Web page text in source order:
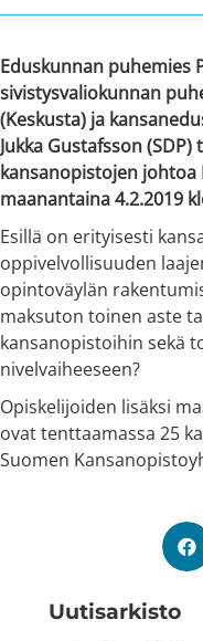
Uutis­arkisto
Eduskunnan puhemies
sivistysvaliokunnan
(Keskusta) ja
Jukka Gustafsson(SDP)
kansanopistojen johtoa
maanantaina 4.2.2019
Esillä on erityisesti
oppivelvollisuuden
opintoväylän
maksuton toinen aste
kansanopistoihin sekä
nivelvaiheeseen?
Opiskelijoiden lisäksi
ovat tenttaamassa 25
Suomen